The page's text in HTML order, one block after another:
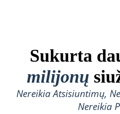
Sukurta
milijonų
Nereikia Atsisiuntimų,
Nereikia